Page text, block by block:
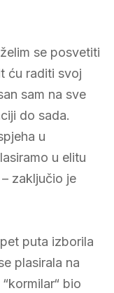
se posvetiti
ću raditi svoj
sam na sve
do sada.
u
u elitu
zaključio je
puta izborila
plasirala na
bio